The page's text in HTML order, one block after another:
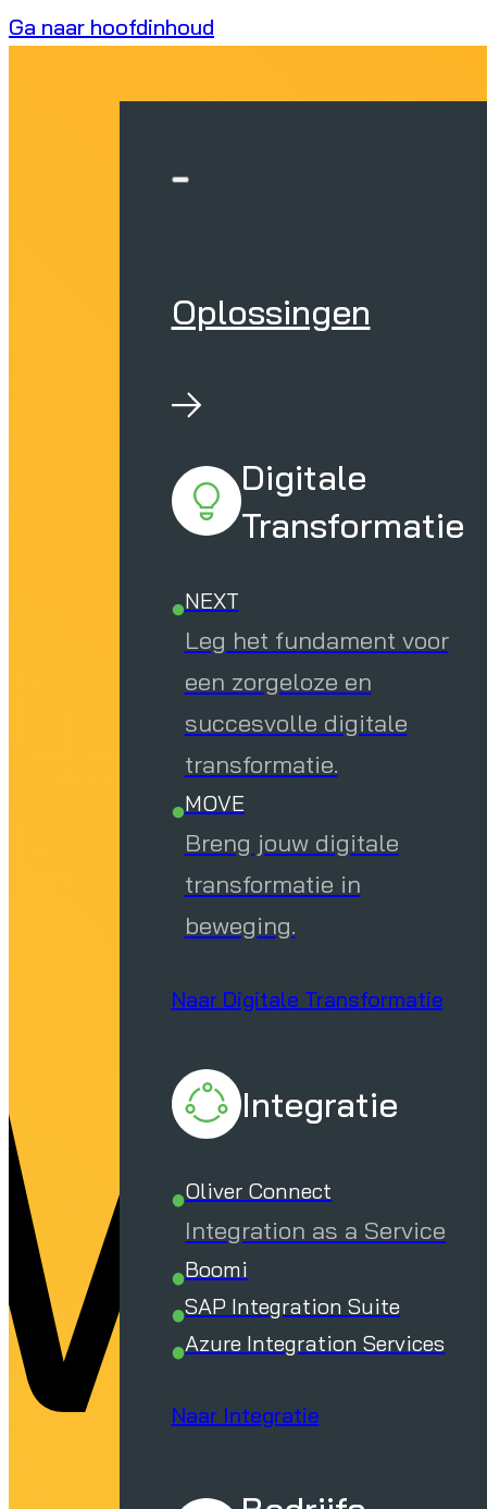
Ga naar hoofdinhoud
Oplossingen
Digitale
Transformatie
NEXT
Leg het fundament voor
een zorgeloze en
succesvolle digitale
transformatie.
MOVE
Breng jouw digitale
transformatie in
beweging.
Naar Digitale Transformatie
Integratie
Oliver Connect
Integration as a Service
Boomi
SAP Integration Suite
Azure Integration Services
Naar Integratie